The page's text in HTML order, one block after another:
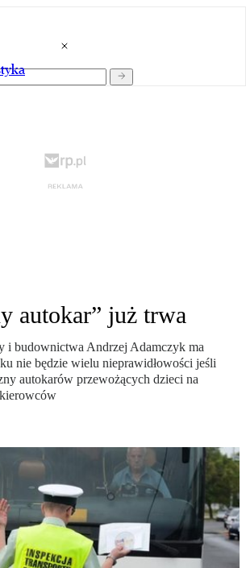
autokar” już trwa
i budownictwa Andrzej Adamczyk ma
nie będzie wielu nieprawidłowości jeśli
autokarów przewożących dzieci na